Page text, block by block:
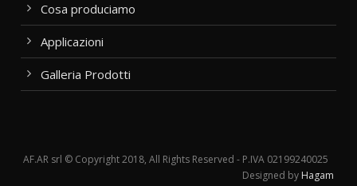
Cosa produciamo
Applicazioni
Galleria Prodotti
AF.AR srl © Copyright 2018, All Rights Reserved - P.IVA 02199240025
Designed by Hagam